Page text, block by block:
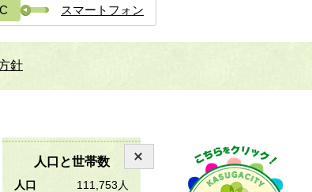
スマートフォン
針
人口と世帯数
人口
111,753人